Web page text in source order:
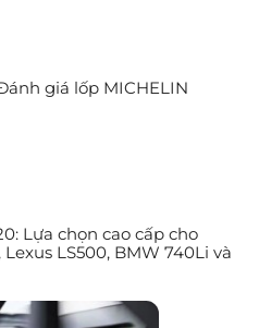
giá lốp MICHELIN
Lựa chọn cao cấp cho
LS500, BMW 740Li và